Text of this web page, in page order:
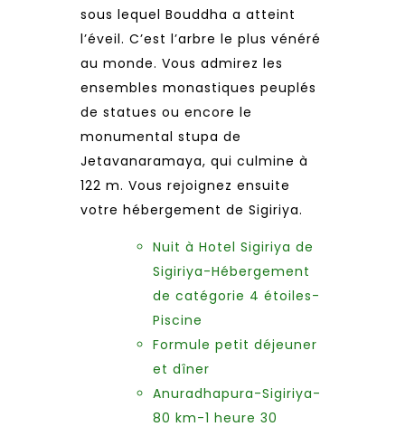
sous lequel Bouddha a atteint
l’éveil. C’est l’arbre le plus vénéré
au monde. Vous admirez les
ensembles monastiques peuplés
de statues ou encore le
monumental stupa de
Jetavanaramaya, qui culmine à
122 m. Vous rejoignez ensuite
votre hébergement de Sigiriya.
Nuit à Hotel Sigiriya de
Sigiriya-Hébergement
de catégorie 4 étoiles-
Piscine
Formule petit déjeuner
et dîner
Anuradhapura-Sigiriya-
80 km-1 heure 30